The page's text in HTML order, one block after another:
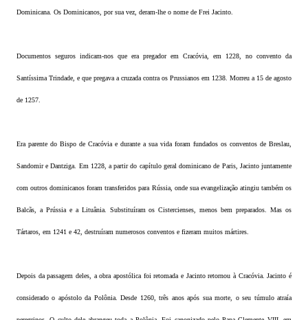
Dominicana. Os Dominicanos, por sua vez, deram-lhe o nome de Frei Jacinto.
Documentos seguros indicam-nos que era pregador em Cracóvia, em 1228, no convento da
Santíssima Trindade, e que pregava a cruzada contra os Prussianos em 1238. Morreu a 15 de agosto
de 1257.
Era parente do Bispo de Cracóvia e durante a sua vida foram fundados os conventos de Breslau,
Sandomir e Dantziga. Em 1228, a partir do capítulo geral dominicano de Paris, Jacinto juntamente
com outros dominicanos foram transferidos para Rússia, onde sua evangelização atingiu também os
Balcãs, a Prússia e a Lituânia. Substituíram os Cistercienses, menos bem preparados. Mas os
Tártaros, em 1241 e 42, destruíram numerosos conventos e fizeram muitos mártires.
Depois da passagem deles, a obra apostólica foi retomada e Jacinto retornou à Cracóvia. Jacinto é
considerado o apóstolo da Polônia. Desde 1260, três anos após sua morte, o seu túmulo atraía